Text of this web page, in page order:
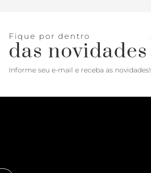
Fique por dentro
das novidades
Informe seu e-mail e receba as novidades!